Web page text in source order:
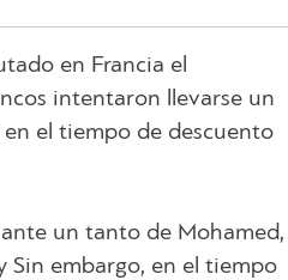
en Francia el
intentaron llevarse un
el tiempo de descuento
un tanto de Mohamed,
Sin embargo, en el tiempo